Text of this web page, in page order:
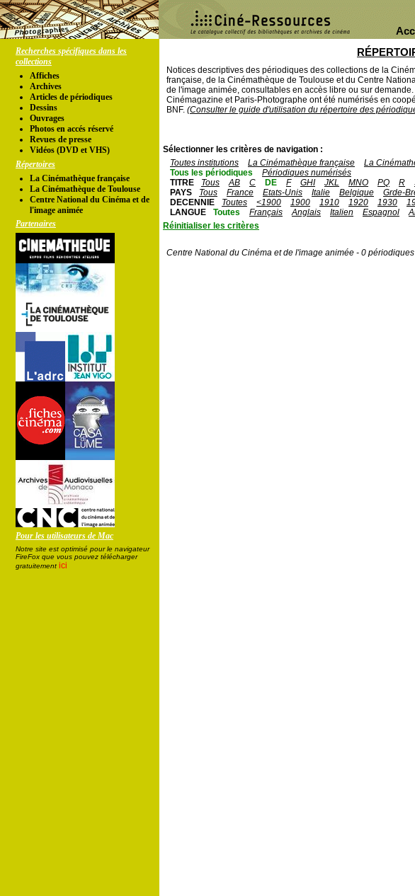
Recherches spécifiques dans les
collections
Affiches
Archives
Articles de périodiques
Dessins
Ouvrages
Photos en accés réservé
Revues de presse
Vidéos (DVD et VHS)
Répertoires
La Cinémathèque française
La Cinémathèque de Toulouse
Centre National du Cinéma et de
l'image animée
Partenaires
Pour les utilisateurs de Mac
Notre site est optimisé pour le navigateur
FireFox que vous pouvez télécharger
gratuitement ici
Notices descriptives des périodiques des collections de la
française, de la Cinémathèque de Toulouse et du Centre
de l'image animée, consultables en accès libre ou sur
Cinémagazine et Paris-Photographe ont été numérisés en
BNF. (Consulter le guide d'utilisation du répertoire des
Sélectionner les critères de navigation :
Toutes institutions
La Cinémathèque française La
Tous les périodiques
Périodiques numérisés
TITRE
Tous AB C DE F GHI JKL MNO PQ R
PAYS
Tous France Etats-Unis Italie Belgique Grde-
DECENNIE
Toutes <1900 1900 1910 1920 1930
LANGUE
Toutes Français Anglais Italien Espagnol
Réinitialiser les critères
Centre National du Cinéma et de l'image animée - 0